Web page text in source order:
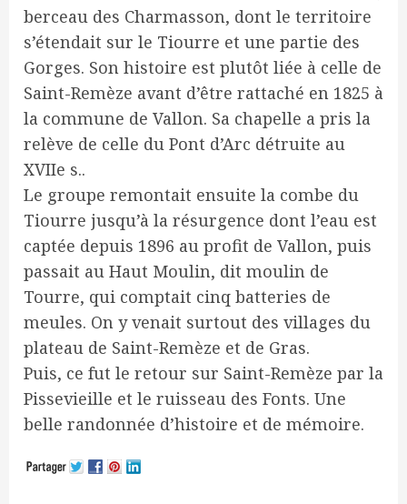
berceau des Charmasson, dont le territoire
s’étendait sur le Tiourre et une partie des
Gorges. Son histoire est plutôt liée à celle de
Saint-Remèze avant d’être rattaché en 1825 à
la commune de Vallon. Sa chapelle a pris la
relève de celle du Pont d’Arc détruite au
XVIIe s..
Le groupe remontait ensuite la combe du
Tiourre jusqu’à la résurgence dont l’eau est
captée depuis 1896 au profit de Vallon, puis
passait au Haut Moulin, dit moulin de
Tourre, qui comptait cinq batteries de
meules. On y venait surtout des villages du
plateau de Saint-Remèze et de Gras.
Puis, ce fut le retour sur Saint-Remèze par la
Pissevieille et le ruisseau des Fonts. Une
belle randonnée d’histoire et de mémoire.